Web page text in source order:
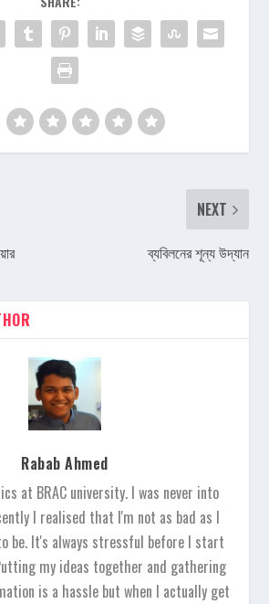
NEXT
ব্যবিলনের শূন্য উদ্যান
Rabab Ahmed
at BRAC university. I was never into
I realised that I'm not as bad as I
be. It's always stressful before I start
my ideas together and gathering
is a hassle but when I actually get